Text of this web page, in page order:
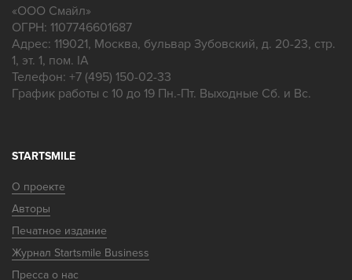
«ООО Смайл»
ОГРН: 1107746601687
Адрес: 119021, Москва, бульвар Зубовский, д. 20-23, стр.
1, эт. 1, пом. IA
Телефон: +7 (495) 150-02-33
График работы с 10 до 19 Пн.-Пт. Выходные Сб. и Вс.
STARTSMILE
О проекте
Авторы
Печатное издание
Журнал Startsmile Business
Пресса о нас